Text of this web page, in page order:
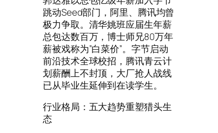
跳动Seed部门，阿里、腾讯均曾
极力争取。清华姚班应届生年薪
总包达数百万，博士师兄80万年
薪被戏称为”白菜价”。字节启动
前沿技术全球校招，腾讯青云计
划薪酬上不封顶，大厂抢人战线
已从毕业生延伸到在读学生。
行业格局：五大趋势重塑猎头生
态